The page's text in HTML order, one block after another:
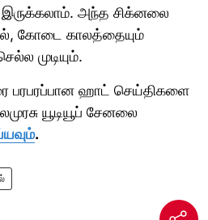
இருக்கலாம். அந்த சிக்னலை
கோடை காலத்தையும்
முடியும்.
பரபரப்பான ஹாட் செய்திகளை
யூடியூப் சேனலை
.